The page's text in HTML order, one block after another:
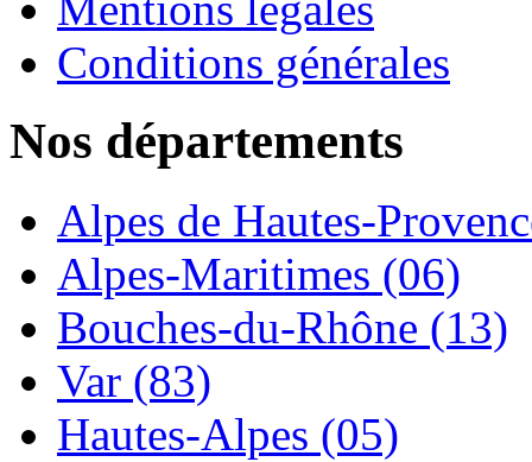
Conditions générales
Nos départements
Alpes de Hautes-
Alpes-Maritimes (06)
Bouches-du-Rhône (13)
Var (83)
Hautes-Alpes (05)